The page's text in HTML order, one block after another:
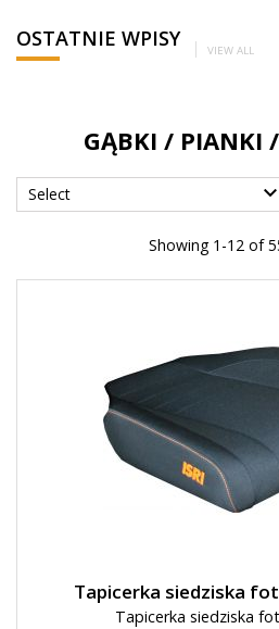
OSTATNIE WPISY VIEW ALL
GĄBKI / PIANKI
Select 
Showing 1-12 of
Tapicerka siedziska
Tapicerka siedziska